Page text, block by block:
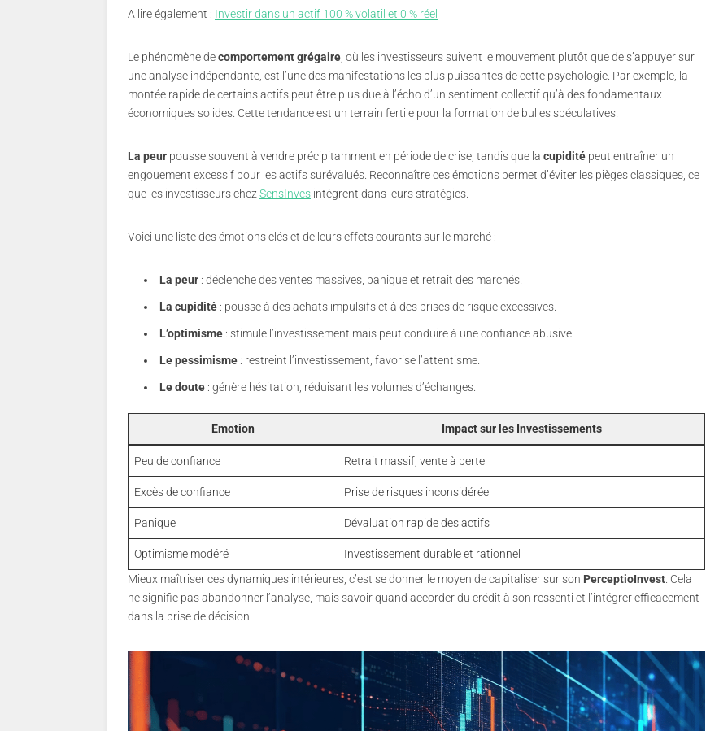
A lire également : Investir dans un actif 100 % volatil et 0 % réel
Le phénomène decomportement grégaire , où les investisseurs suivent le mouvement plutôt que de s’appuyer sur
une analyse indépendante, est l’une des manifestations les plus puissantes de cette psychologie. Par exemple, la
montée rapide de certains actifs peut être plus due à l’écho d’un sentiment collectif qu’à des fondamentaux
économiques solides. Cette tendance est un terrain fertile pour la formation de bulles spéculatives.
La peur pousse souvent à vendre précipitamment en période de crise, tandis que la cupidité peut entraîner un
engouement excessif pour les actifs surévalués. Reconnaître ces émotions permet d’éviter les pièges classiques, ce
que les investisseurs chez SensInves intègrent dans leurs stratégies.
Voici une liste des émotions clés et de leurs effets courants sur le marché :
La peur : déclenche des ventes massives, panique et retrait des marchés.
La cupidité : pousse à des achats impulsifs et à des prises de risque excessives.
L’optimisme : stimule l’investissement mais peut conduire à une confiance abusive.
Le pessimisme : restreint l’investissement, favorise l’attentisme.
Le doute : génère hésitation, réduisant les volumes d’échanges.
Emotion Impact sur les Investissements
Peu de confiance Retrait massif, vente à perte
Excès de confiance Prise de risques inconsidérée
Panique Dévaluation rapide des actifs
Optimisme modéré
Investissement durable et rationnel
Mieux maîtriser ces dynamiques intérieures, c’est se donner le moyen de capitaliser sur son PerceptioInvest . Cela
ne signifie pas abandonner l’analyse, mais savoir quand accorder du crédit à son ressenti et l’intégrer efficacement
dans la prise de décision.